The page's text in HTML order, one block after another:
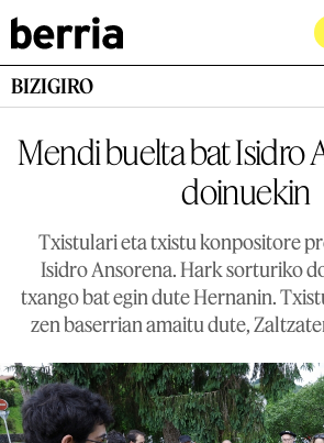
BIZIGIRO
Mendi buelta bat Isidro
doinuekin
Txistulari eta txistu konpositore
Isidro Ansorena. Hark sorturiko
txango bat egin dute Hernanin.
zen baserrian amaitu dute,